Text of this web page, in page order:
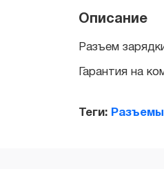
Описание
Теги: Разъемы